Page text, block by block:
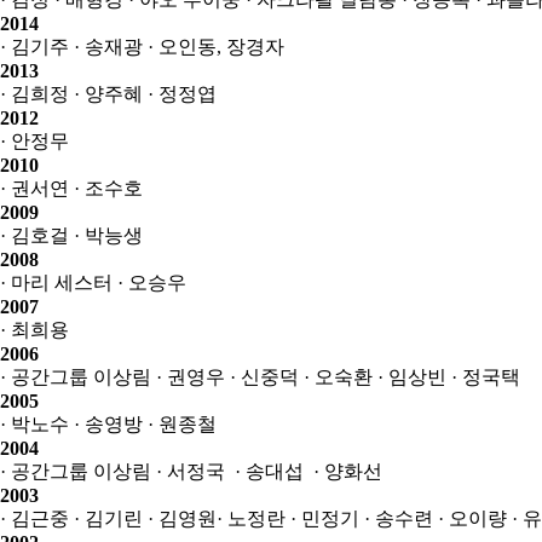
2014
· 김기주 · 송재광 · 오인동, 장경자
2013
· 김희정 · 양주혜 · 정정엽
2012
· 안정무
2010
· 권서연 · 조수호
2009
· 김호걸 · 박능생
2008
· 마리 세스터 · 오승우
2007
· 최희용
2006
· 공간그룹 이상림 · 권영우 · 신중덕 · 오숙환 · 임상빈 · 정국택
2005
· 박노수 · 송영방 · 원종철
2004
· 공간그룹 이상림 · 서정국 · 송대섭
· 양화선
2003
· 김근중 · 김기린 · 김영원 · 노정란 · 민정기 · 송수련 · 오이량 ·